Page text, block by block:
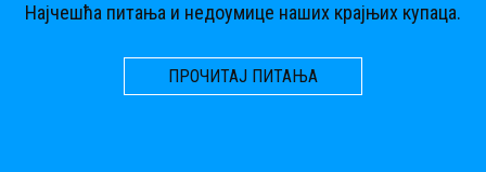
Најчешћа питања и недоумице наших крајњих купаца.
ПРОЧИТАЈ ПИТАЊА